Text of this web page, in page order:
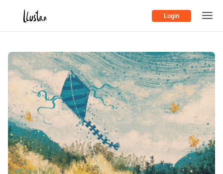
Login